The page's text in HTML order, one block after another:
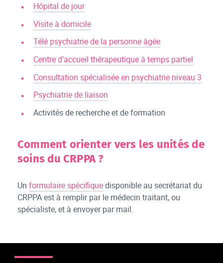
Hôpital de jour
Visite à domicile
Télé psychiatrie de la personne âgée
Centre d’accueil thérapeutique à temps partiel
Consultation spécialisée en psychiatrie niveau 3
Psychiatrie de liaison
Activités de recherche et de formation
Comment orienter vers les unités de
soins du CRPPA ?
Unformulaire spécifiquedisponible au secrétariat du
CRPPA est à remplir par le médecin traitant, ou
spécialiste, et à envoyer par mail.